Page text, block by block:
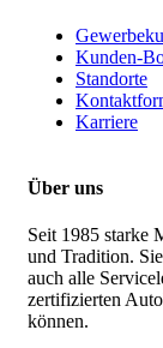
Kunden-
Standorte
Karriere
Über uns
Seit 1985 starke
und Tradition.
auch alle
zertifizierten
können.